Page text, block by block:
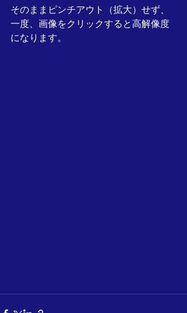
そのままピンチアウト（拡大）せず、
一度、画像をクリックすると高解像度
になります。